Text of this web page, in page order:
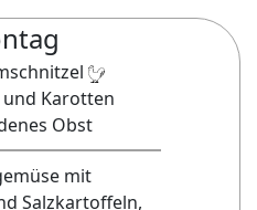
Karotten
Obst
mit
Salzkartoffeln,